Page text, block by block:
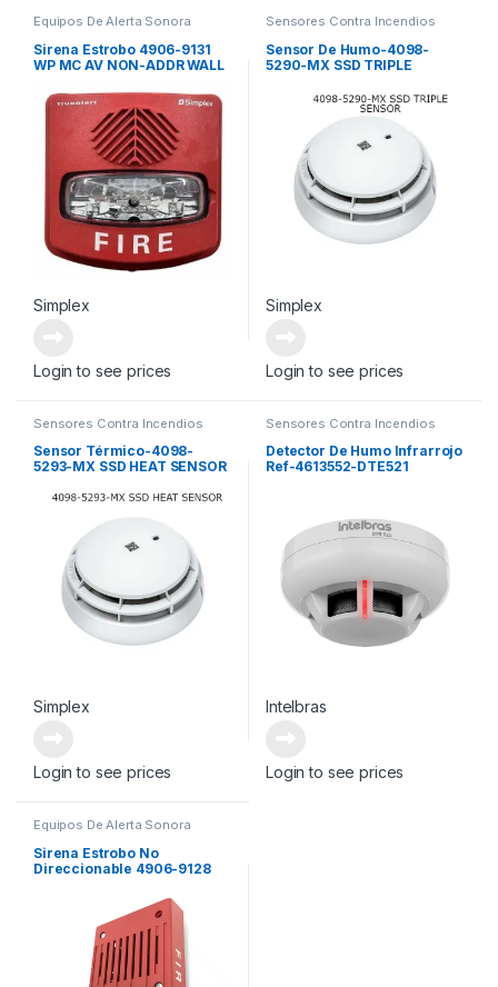
Equipos De Alerta Sonora
Sirena Estrobo 4906-9131
WP MC AV NON-ADDR WALL
Simplex
Login to see prices
Sensores Contra Incendios
Sensor De Humo-4098-
5290-MX SSD TRIPLE
Simplex
Login to see prices
Sensores Contra Incendios
Sensor Térmico-4098-
5293-MX SSD HEAT SENSOR
Simplex
Login to see prices
Sensores Contra Incendios
Detector De Humo Infrarrojo
Ref-4613552-DTE521
Intelbras
Login to see prices
Equipos De Alerta Sonora
Sirena Estrobo No
Direccionable 4906-9128